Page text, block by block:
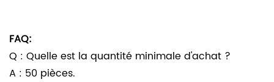
FAQ:
Q : Quelle est la quantité minimale d'achat ?
A : 50 pièces.